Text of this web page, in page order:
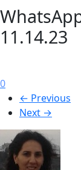
11.14.23
0
← Previous
Next →